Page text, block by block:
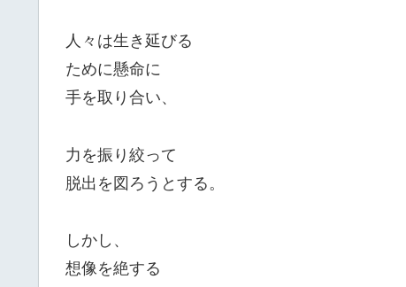
人々は生き延びる
ために懸命に
手を取り合い、
力を振り絞って
脱出を図ろうとする。
しかし、
想像を絶する